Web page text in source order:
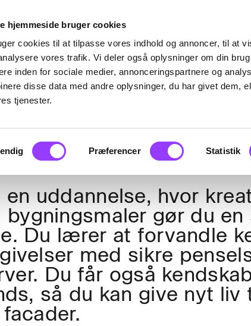
hjemmeside bruger cookies
cookies til at tilpasse vores indhold og annoncer, til at
vores trafik. Vi deler også oplysninger om din
inden for sociale medier, annonceringspartnere og
disse data med andre oplysninger, du har givet dem,
tjenester.
Præferencer Statistik
SPØRGSMÅL
uddannelse, hvor
gør du en
Du lærer at forvandle
med sikre
Du får også
så du kan give nyt liv